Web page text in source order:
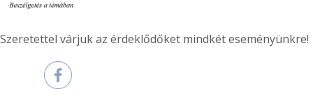
Szeretettel várjuk az érdeklődőket mindkét eseményünkre!